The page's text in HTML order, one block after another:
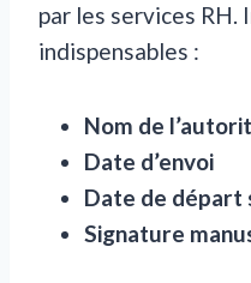
par les services RH.
indispensables :
Nom de
Date d’envoi
Date de départ
Signature